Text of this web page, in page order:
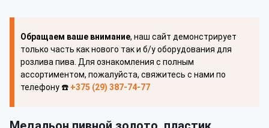
Обращаем ваше внимание, наш сайт демонстрирует
только часть как нового так и б/у оборудования для
розлива пива. Для ознакомления с полным
ассортиментом, пожалуйста, свяжитесь с нами по
телефону ☎️ +375 (29) 387-74-77